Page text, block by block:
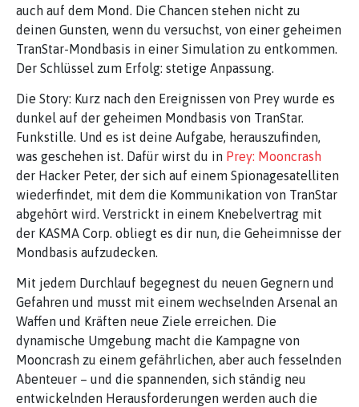
auch auf dem Mond. Die Chancen stehen nicht zu
deinen Gunsten, wenn du versuchst, von einer geheimen
TranStar-Mondbasis in einer Simulation zu entkommen.
Der Schlüssel zum Erfolg: stetige Anpassung.
Die Story: Kurz nach den Ereignissen von Prey wurde es
dunkel auf der geheimen Mondbasis von TranStar.
Funkstille. Und es ist deine Aufgabe, herauszufinden,
was geschehen ist. Dafür wirst du in Prey: Mooncrash
der Hacker Peter, der sich auf einem Spionagesatelliten
wiederfindet, mit dem die Kommunikation von TranStar
abgehört wird. Verstrickt in einem Knebelvertrag mit
der KASMA Corp. obliegt es dir nun, die Geheimnisse der
Mondbasis aufzudecken.
Mit jedem Durchlauf begegnest du neuen Gegnern und
Gefahren und musst mit einem wechselnden Arsenal an
Waffen und Kräften neue Ziele erreichen. Die
dynamische Umgebung macht die Kampagne von
Mooncrash zu einem gefährlichen, aber auch fesselnden
Abenteuer – und die spannenden, sich ständig neu
entwickelnden Herausforderungen werden auch die